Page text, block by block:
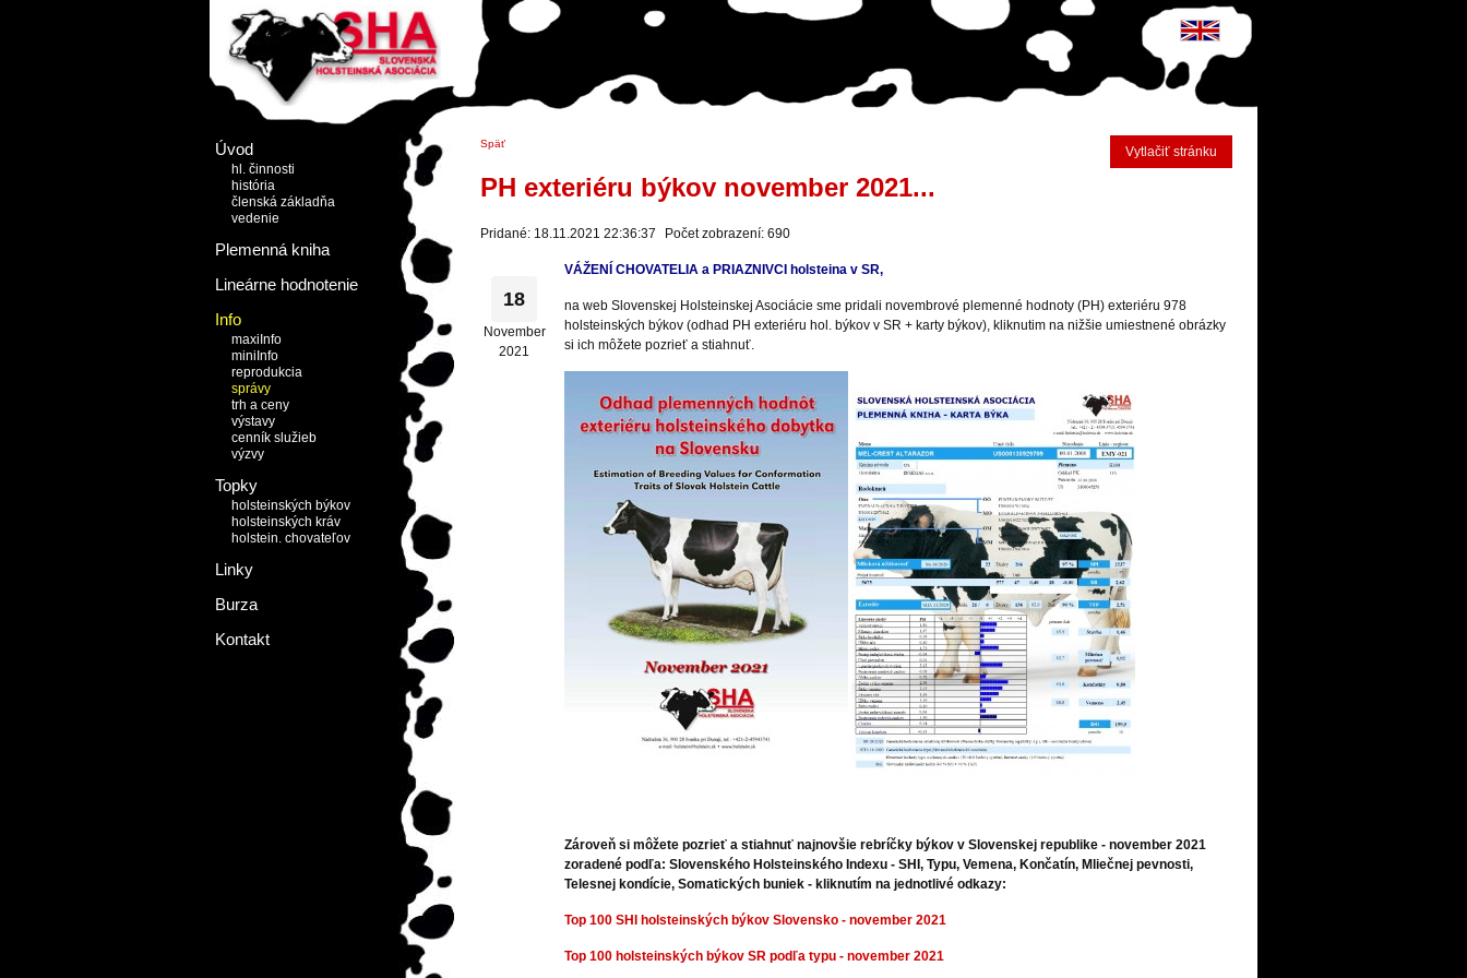
Úvod
hl. činnosti
história
členská základňa
vedenie
Plemenná kniha
Lineárne hodnotenie
Info
maxiInfo
miniInfo
reprodukcia
správy
trh a ceny
výstavy
cenník služieb
výzvy
Topky
holsteinských býkov
holsteinských kráv
holstein. chovateľov
Linky
Burza
Kontakt
Späť
Vytlačiť stránku
PH exteriéru býkov november 2021...
Pridané: 18.11.2021 22:36:37 Počet zobrazení: 690
18
November
2021
VÁŽENÍ CHOVATELIA a PRIAZNIVCI holsteina v SR,
na web Slovenskej Holsteinskej Asociácie sme pridali novembrové plemenné hodnoty (PH) exteriéru 978
holsteinských býkov (odhad PH exteriéru hol. býkov v SR + karty býkov), kliknutim na nižšie umiestnené obrázky
si ich môžete pozrieť a stiahnuť.
Zároveň si môžete pozrieť a stiahnuť najnovšie rebríčky býkov v Slovenskej republike - november 2021
zoradené podľa: Slovenského Holsteinského Indexu - SHI, Typu, Vemena, Končatín, Mliečnej pevnosti,
Telesnej kondície, Somatických buniek - kliknutím na jednotlivé odkazy:
Top 100 SHI holsteinských býkov Slovensko - november 2021
Top 100 holsteinských býkov SR podľa typu - november 2021